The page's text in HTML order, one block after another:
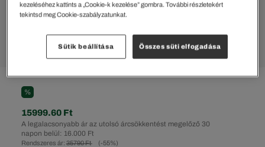
%
Rendszeres ár: 35790 Ft (-55%)
A legalacsonyabb ár az utolsó árcsökkentést megelőző 30
napon belül: 16.000 Ft
15999.60 Ft
kezeléséhez kattints a „Cookie-k kezelése” gombra. További részletekért
tekintsd meg Cookie-szabályzatunkat.
Sütik beállítása Összes süti elfogadása